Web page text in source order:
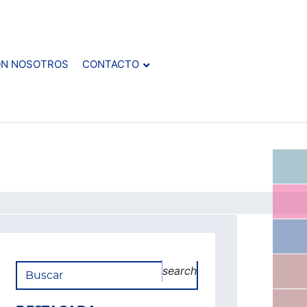
NOSOTROS CONTACTO
search